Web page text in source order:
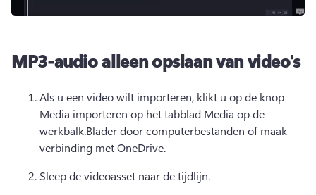
MP3-audio alleen opslaan van video's
Als u een video wilt importeren, klikt u op de knop
Media importeren op het tabblad Media op de
werkbalk.Blader door computerbestanden of maak
verbinding met OneDrive.
Sleep de videoasset naar de tijdlijn.